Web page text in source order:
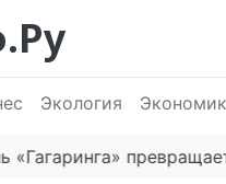
Экология
превращает